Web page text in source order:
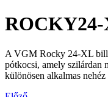
A VGM Rocky 24-XL
pótkocsi, amely szilárdan
különösen alkalmas